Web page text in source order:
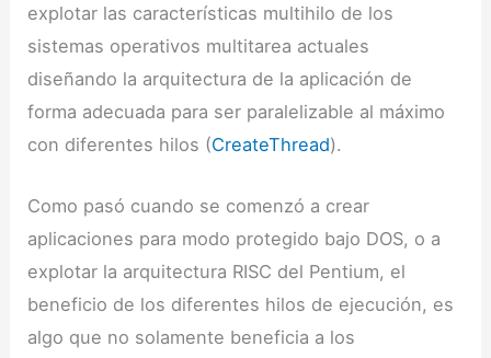
explotar las características multihilo de los
sistemas operativos multitarea actuales
diseñando la arquitectura de la aplicación de
forma adecuada para ser paralelizable al máximo
con diferentes hilos (CreateThread).
Como pasó cuando se comenzó a crear
aplicaciones para modo protegido bajo DOS, o a
explotar la arquitectura RISC del Pentium, el
beneficio de los diferentes hilos de ejecución, es
algo que no solamente beneficia a los